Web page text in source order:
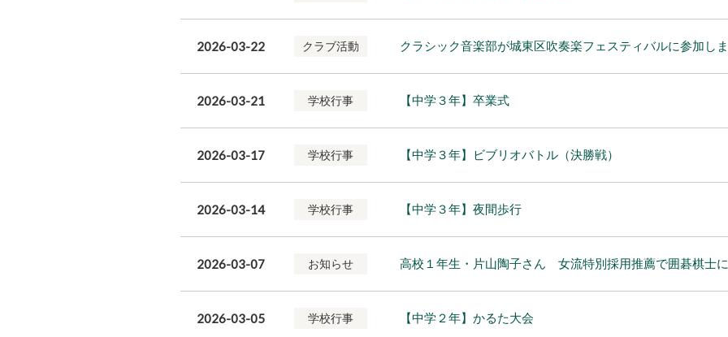
2026-03-22 クラブ活動 クラシック音楽部が城東区吹奏楽フェスティバルに参加し
2026-03-21 学校行事 【中学３年】卒業式
2026-03-17 学校行事 【中学３年】ビブリオバトル（決勝戦）
2026-03-14 学校行事 【中学３年】夜間歩行
2026-03-07 お知らせ 高校１年生・片山陶子さん 女流特別採用推薦で囲碁棋士に
2026-03-05 学校行事 【中学２年】かるた大会